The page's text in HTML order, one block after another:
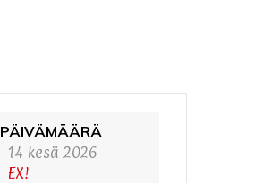
PÄIVÄMÄÄRÄ
14 kesä 2026
EX!